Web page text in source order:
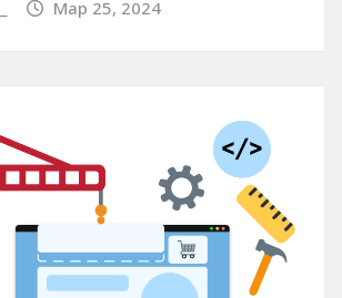
Мар 25, 2024